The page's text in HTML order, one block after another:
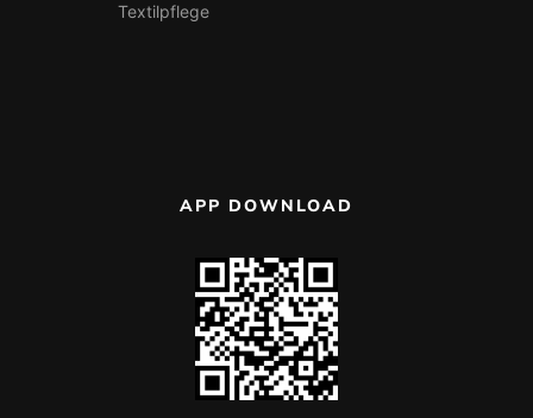
Textilpflege
APP DOWNLOAD